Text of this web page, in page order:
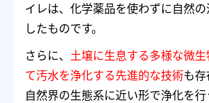
イレは、化学薬品を使わずに自然の
したものです。
さらに、 土壌に生息する多様な微
て汚水を浄化する先進的な技術も存
自然界の生態系に近い形で浄化を